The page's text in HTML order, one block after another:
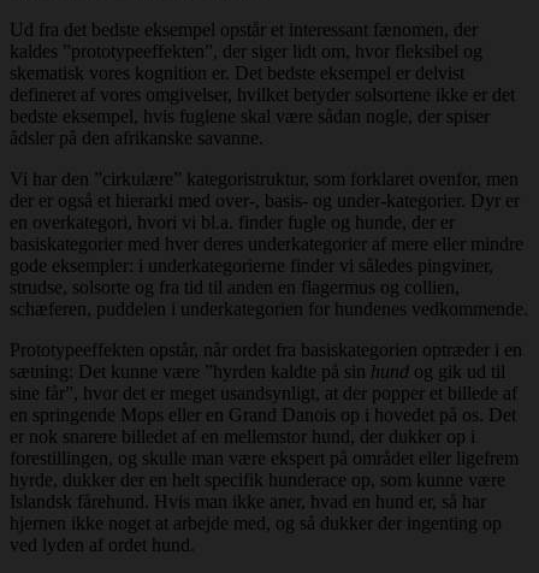
Ud fra det bedste eksempel opstår et interessant fænomen, der
kaldes ”prototypeeffekten”, der siger lidt om, hvor fleksibel og
skematisk vores kognition er. Det bedste eksempel er delvist
defineret af vores omgivelser, hvilket betyder solsortene ikke er det
bedste eksempel, hvis fuglene skal være sådan nogle, der spiser
ådsler på den afrikanske savanne.
Vi har den ”cirkulære” kategoristruktur, som forklaret ovenfor, men
der er også et hierarki med over-, basis- og under-kategorier. Dyr er
en overkategori, hvori vi bl.a. finder fugle og hunde, der er
basiskategorier med hver deres underkategorier af mere eller mindre
gode eksempler: i underkategorierne finder vi således pingviner,
strudse, solsorte og fra tid til anden en flagermus og collien,
schæferen, puddelen i underkategorien for hundenes vedkommende.
Prototypeeffekten opstår, når ordet fra basiskategorien optræder i en
sætning: Det kunne være ”hyrden kaldte på sin hund og gik ud til
sine får”, hvor det er meget usandsynligt, at der popper et billede af
en springende Mops eller en Grand Danois op i hovedet på os. Det
er nok snarere billedet af en mellemstor hund, der dukker op i
forestillingen, og skulle man være ekspert på området eller ligefrem
hyrde, dukker der en helt specifik hunderace op, som kunne være
Islandsk fårehund. Hvis man ikke aner, hvad en hund er, så har
hjernen ikke noget at arbejde med, og så dukker der ingenting op
ved lyden af ordet hund.